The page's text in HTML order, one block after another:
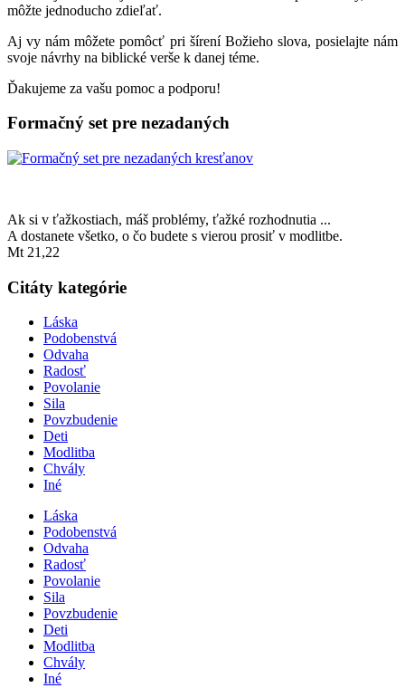
môžte jednoducho zdieľať.
Aj vy nám môžete pomôcť pri šírení Božieho slova, posielajte nám
svoje návrhy na biblické verše k danej téme.
Ďakujeme za vašu pomoc a podporu!
Formačný set pre nezadaných
Ak si v ťažkostiach, máš problémy, ťažké rozhodnutia ...
A dostanete všetko, o čo budete s vierou prosiť v modlitbe.
Mt 21,22
Citáty kategórie
Láska
Podobenstvá
Odvaha
Radosť
Povolanie
Sila
Povzbudenie
Deti
Modlitba
Chvály
Iné
Láska
Podobenstvá
Odvaha
Radosť
Povolanie
Sila
Povzbudenie
Deti
Modlitba
Chvály
Iné